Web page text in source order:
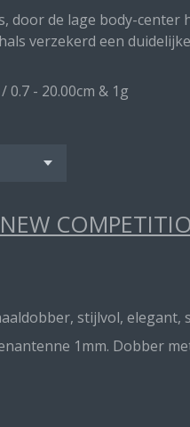
door de lage body-center
verzekerd een
0.7 - 20.00cm & 1g
stijlvol, elegant,
1mm. Dobber